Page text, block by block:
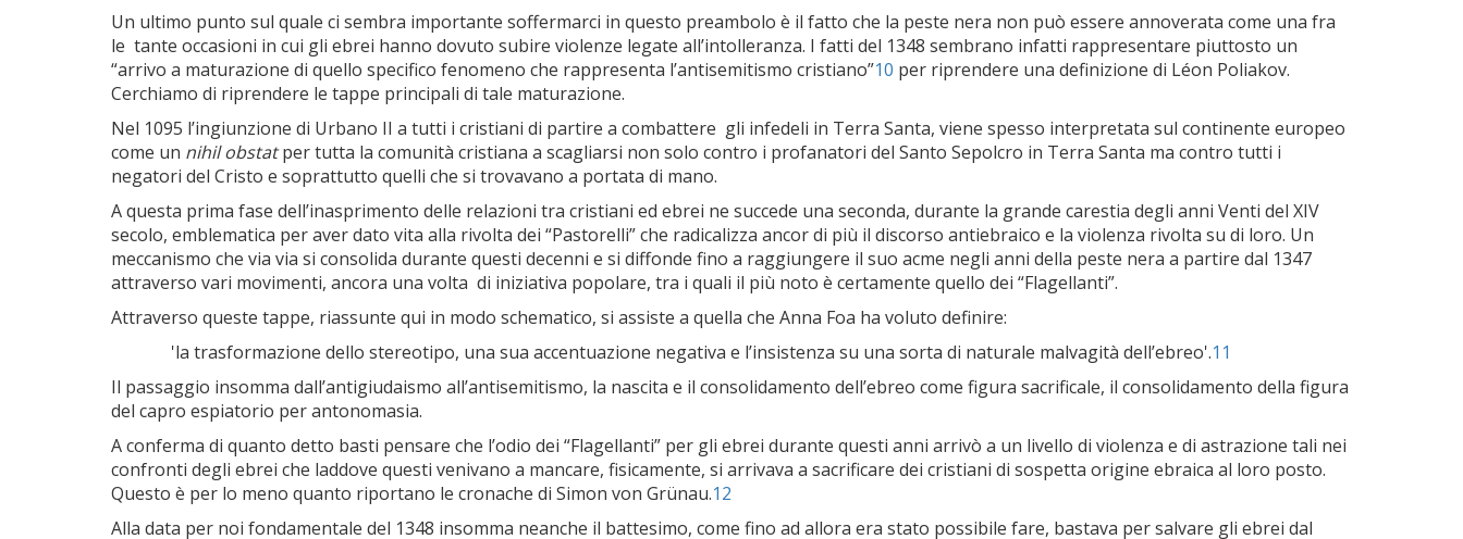
Un ultimo punto sul quale ci sembra importante soffermarci in questo preambolo è il fatto che la peste nera non può essere annoverata come una fra
le tante occasioni in cui gli ebrei hanno dovuto subire violenze legate all’intolleranza. I fatti del 1348 sembrano infatti rappresentare piuttosto un
“arrivo a maturazione di quello specifico fenomeno che rappresenta l’antisemitismo cristiano”10 per riprendere una definizione di Léon Poliakov.
Cerchiamo di riprendere le tappe principali di tale maturazione.
Nel 1095 l’ingiunzione di Urbano II a tutti i cristiani di partire a combattere gli infedeli in Terra Santa, viene spesso interpretata sul continente europeo
come un nihil obstatper tutta la comunità cristiana a scagliarsi non solo contro i profanatori del Santo Sepolcro in Terra Santa ma contro tutti i
negatori del Cristo e soprattutto quelli che si trovavano a portata di mano.
A questa prima fase dell’inasprimento delle relazioni tra cristiani ed ebrei ne succede una seconda, durante la grande carestia degli anni Venti del XIV
secolo, emblematica per aver dato vita alla rivolta dei “Pastorelli” che radicalizza ancor di più il discorso antiebraico e la violenza rivolta su di loro. Un
meccanismo che via via si consolida durante questi decenni e si diffonde fino a raggiungere il suo acme negli anni della peste nera a partire dal 1347
attraverso vari movimenti, ancora una volta di iniziativa popolare, tra i quali il più noto è certamente quello dei “Flagellanti”.
Attraverso queste tappe, riassunte qui in modo schematico, si assiste a quella che Anna Foa ha voluto definire:
'la trasformazione dello stereotipo, una sua accentuazione negativa e l’insistenza su una sorta di naturale malvagità dell’ebreo'.11
Il passaggio insomma dall’antigiudaismo all’antisemitismo, la nascita e il consolidamento dell’ebreo come figura sacrificale, il consolidamento della figura
del capro espiatorio per antonomasia.
A conferma di quanto detto basti pensare che l’odio dei “Flagellanti” per gli ebrei durante questi anni arrivò a un livello di violenza e di astrazione tali nei
confronti degli ebrei che laddove questi venivano a mancare, fisicamente, si arrivava a sacrificare dei cristiani di sospetta origine ebraica al loro posto.
Questo è per lo meno quanto riportano le cronache di Simon von Grünau.12
Alla data per noi fondamentale del 1348 insomma neanche il battesimo, come fino ad allora era stato possibile fare, bastava per salvare gli ebrei dal